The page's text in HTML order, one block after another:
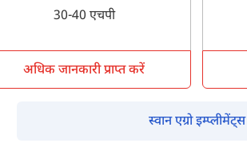
30-40 एचपी
अधिक जानकारी प्राप्त करें
स्वान एग्रो इम्प्लीमेंट्स
अपना पूरा नाम दर्ज करें
मोबाइल नंबर दर्ज करें